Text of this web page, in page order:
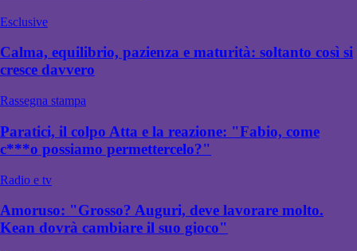
Esclusive
Calma, equilibrio, pazienza e maturità: soltanto così si
cresce davvero
Rassegna stampa
Paratici, il colpo Atta e la reazione: "Fabio, come
c***o possiamo permettercelo?"
Radio e tv
Amoruso: "Grosso? Auguri, deve lavorare molto.
Kean dovrà cambiare il suo gioco"